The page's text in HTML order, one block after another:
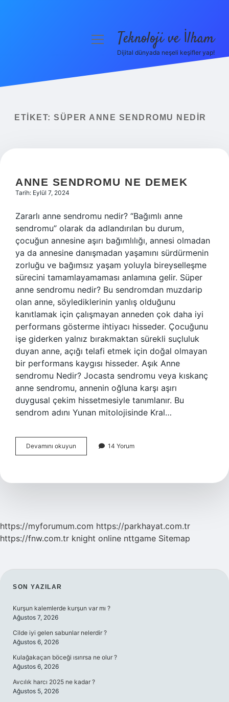
Yasal Uyarı
menüyüTeknoloji ve İlham
Dijital dünyada neşeli keşifler yap!
ETIKET: SÜPER ANNE SENDROMU NEDIR
ANNE SENDROMU NE DEMEK
Tarih: Eylül 7, 2024
Zararlı anne sendromu nedir? “Bağımlı anne
sendromu” olarak da adlandırılan bu durum,
çocuğun annesine aşırı bağımlılığı, annesi olmadan
ya da annesine danışmadan yaşamını sürdürmenin
zorluğu ve bağımsız yaşam yoluyla bireyselleşme
sürecini tamamlayamaması anlamına gelir. Süper
anne sendromu nedir? Bu sendromdan muzdarip
olan anne, söylediklerinin yanlış olduğunu
kanıtlamak için çalışmayan anneden çok daha iyi
performans gösterme ihtiyacı hisseder. Çocuğunu
işe giderken yalnız bırakmaktan sürekli suçluluk
duyan anne, açığı telafi etmek için doğal olmayan
bir performans kaygısı hisseder. Aşık Anne
sendromu Nedir? Jocasta sendromu veya kıskanç
anne sendromu, annenin oğluna karşı aşırı
duygusal çekim hissetmesiyle tanımlanır. Bu
sendrom adını Yunan mitolojisinde Kral…
Devamını okuyun
Sendromu
14 Yorum
https://myforumum.com https://parkhayat.com.tr
https://fnw.com.tr knight online nttgame Sitemap
SIDEBAR
SON YAZILAR
Kurşun kalemlerde kurşun var mı ?
Ağustos 7, 2026
Cilde iyi gelen sabunlar nelerdir ?
Ağustos 6, 2026
Kulağakaçan böceği ısırırsa ne olur ?
Ağustos 6, 2026
Avcılık harcı 2025 ne kadar ?
Ağustos 5, 2026